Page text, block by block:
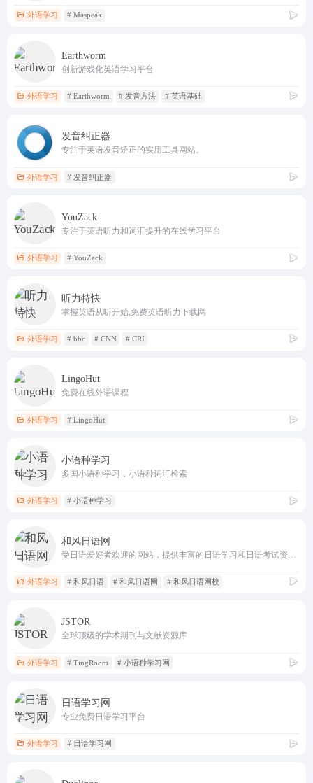
外语学习 # Maspeak
Earthworm
创新游戏化英语学习平台
外语学习 # Earthworm # 发音方法 # 英语基础
发音纠正器
专注于英语发音矫正的实用工具网站。
外语学习 # 发音纠正器
YouZack
专注于英语听力和词汇提升的在线学习平台
外语学习 # YouZack
听力特快
掌握英语从听开始,免费英语听力下载网
外语学习 # bbc # CNN # CRI
LingoHut
免费在线外语课程
外语学习 # LingoHut
小语种学习
多国小语种学习，小语种词汇检索
外语学习 # 小语种学习
和风日语网
外语学习 # 和风日语 # 和风日语网 # 和风日语网校
JSTOR
全球顶级的学术期刊与文献资源库
外语学习 # TingRoom # 小语种学习网
日语学习网
专业免费日语学习平台
外语学习 # 日语学习网